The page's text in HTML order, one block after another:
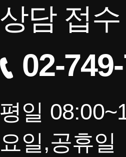
상담 접수
02-
평일
요일,공휴일